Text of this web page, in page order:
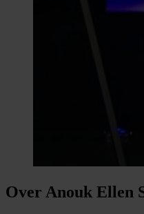
Over Anouk Ellen